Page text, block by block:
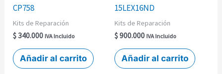
CP758
Kits de Reparación
$340.000 IVA Incluido
Añadir al carrito
15LEX16ND
Kits de Reparación
$900.000 IVA Incluido
Añadir al carrito